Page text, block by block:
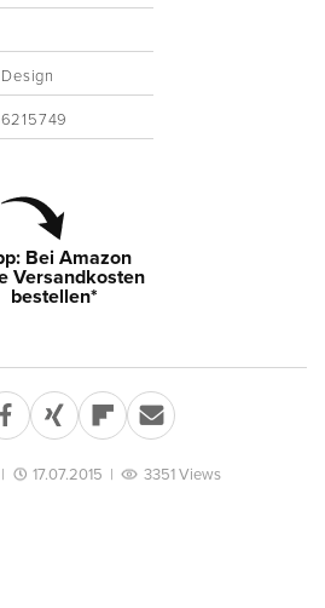
Bei Amazon
Versandkosten
bestellen*
| 17.07.2015 | 3351 Views